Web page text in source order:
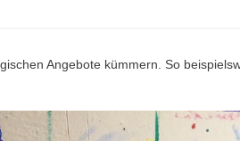
Angebote kümmern. So